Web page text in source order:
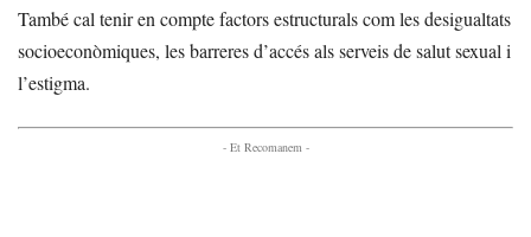
També cal tenir en compte factors estructurals com les desigualtats
socioeconòmiques, les barreres d’accés als serveis de salut sexual i
l’estigma.
- Et Recomanem -